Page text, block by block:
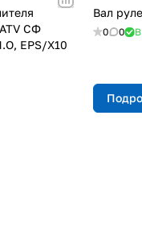
СФ
EPS/Х10
Вал
0 0